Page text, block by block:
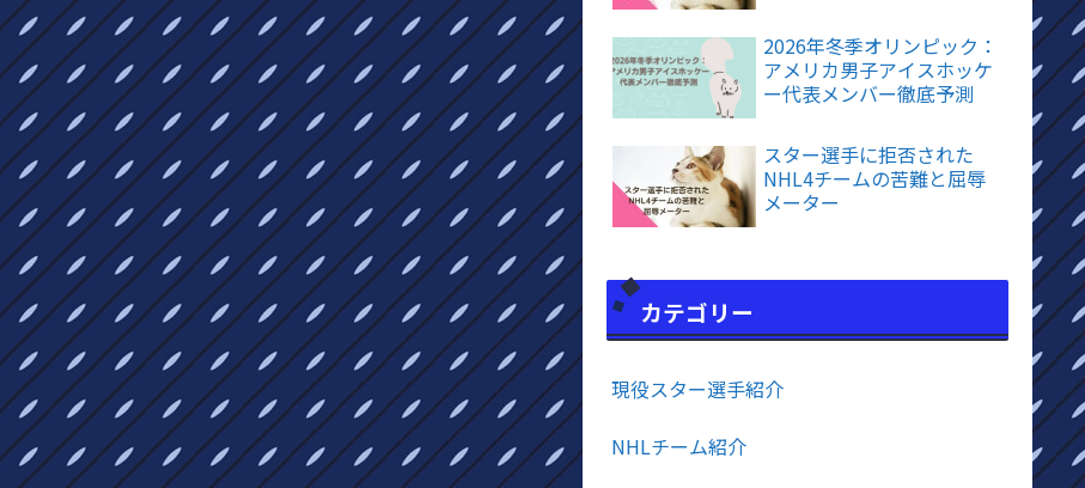
2026年冬季オリンピック：
アメリカ男子アイスホッケ
ー代表メンバー徹底予測
スター選手に拒否された
NHL4チームの苦難と屈辱
メーター
カテゴリー
現役スター選手紹介
NHLチーム紹介